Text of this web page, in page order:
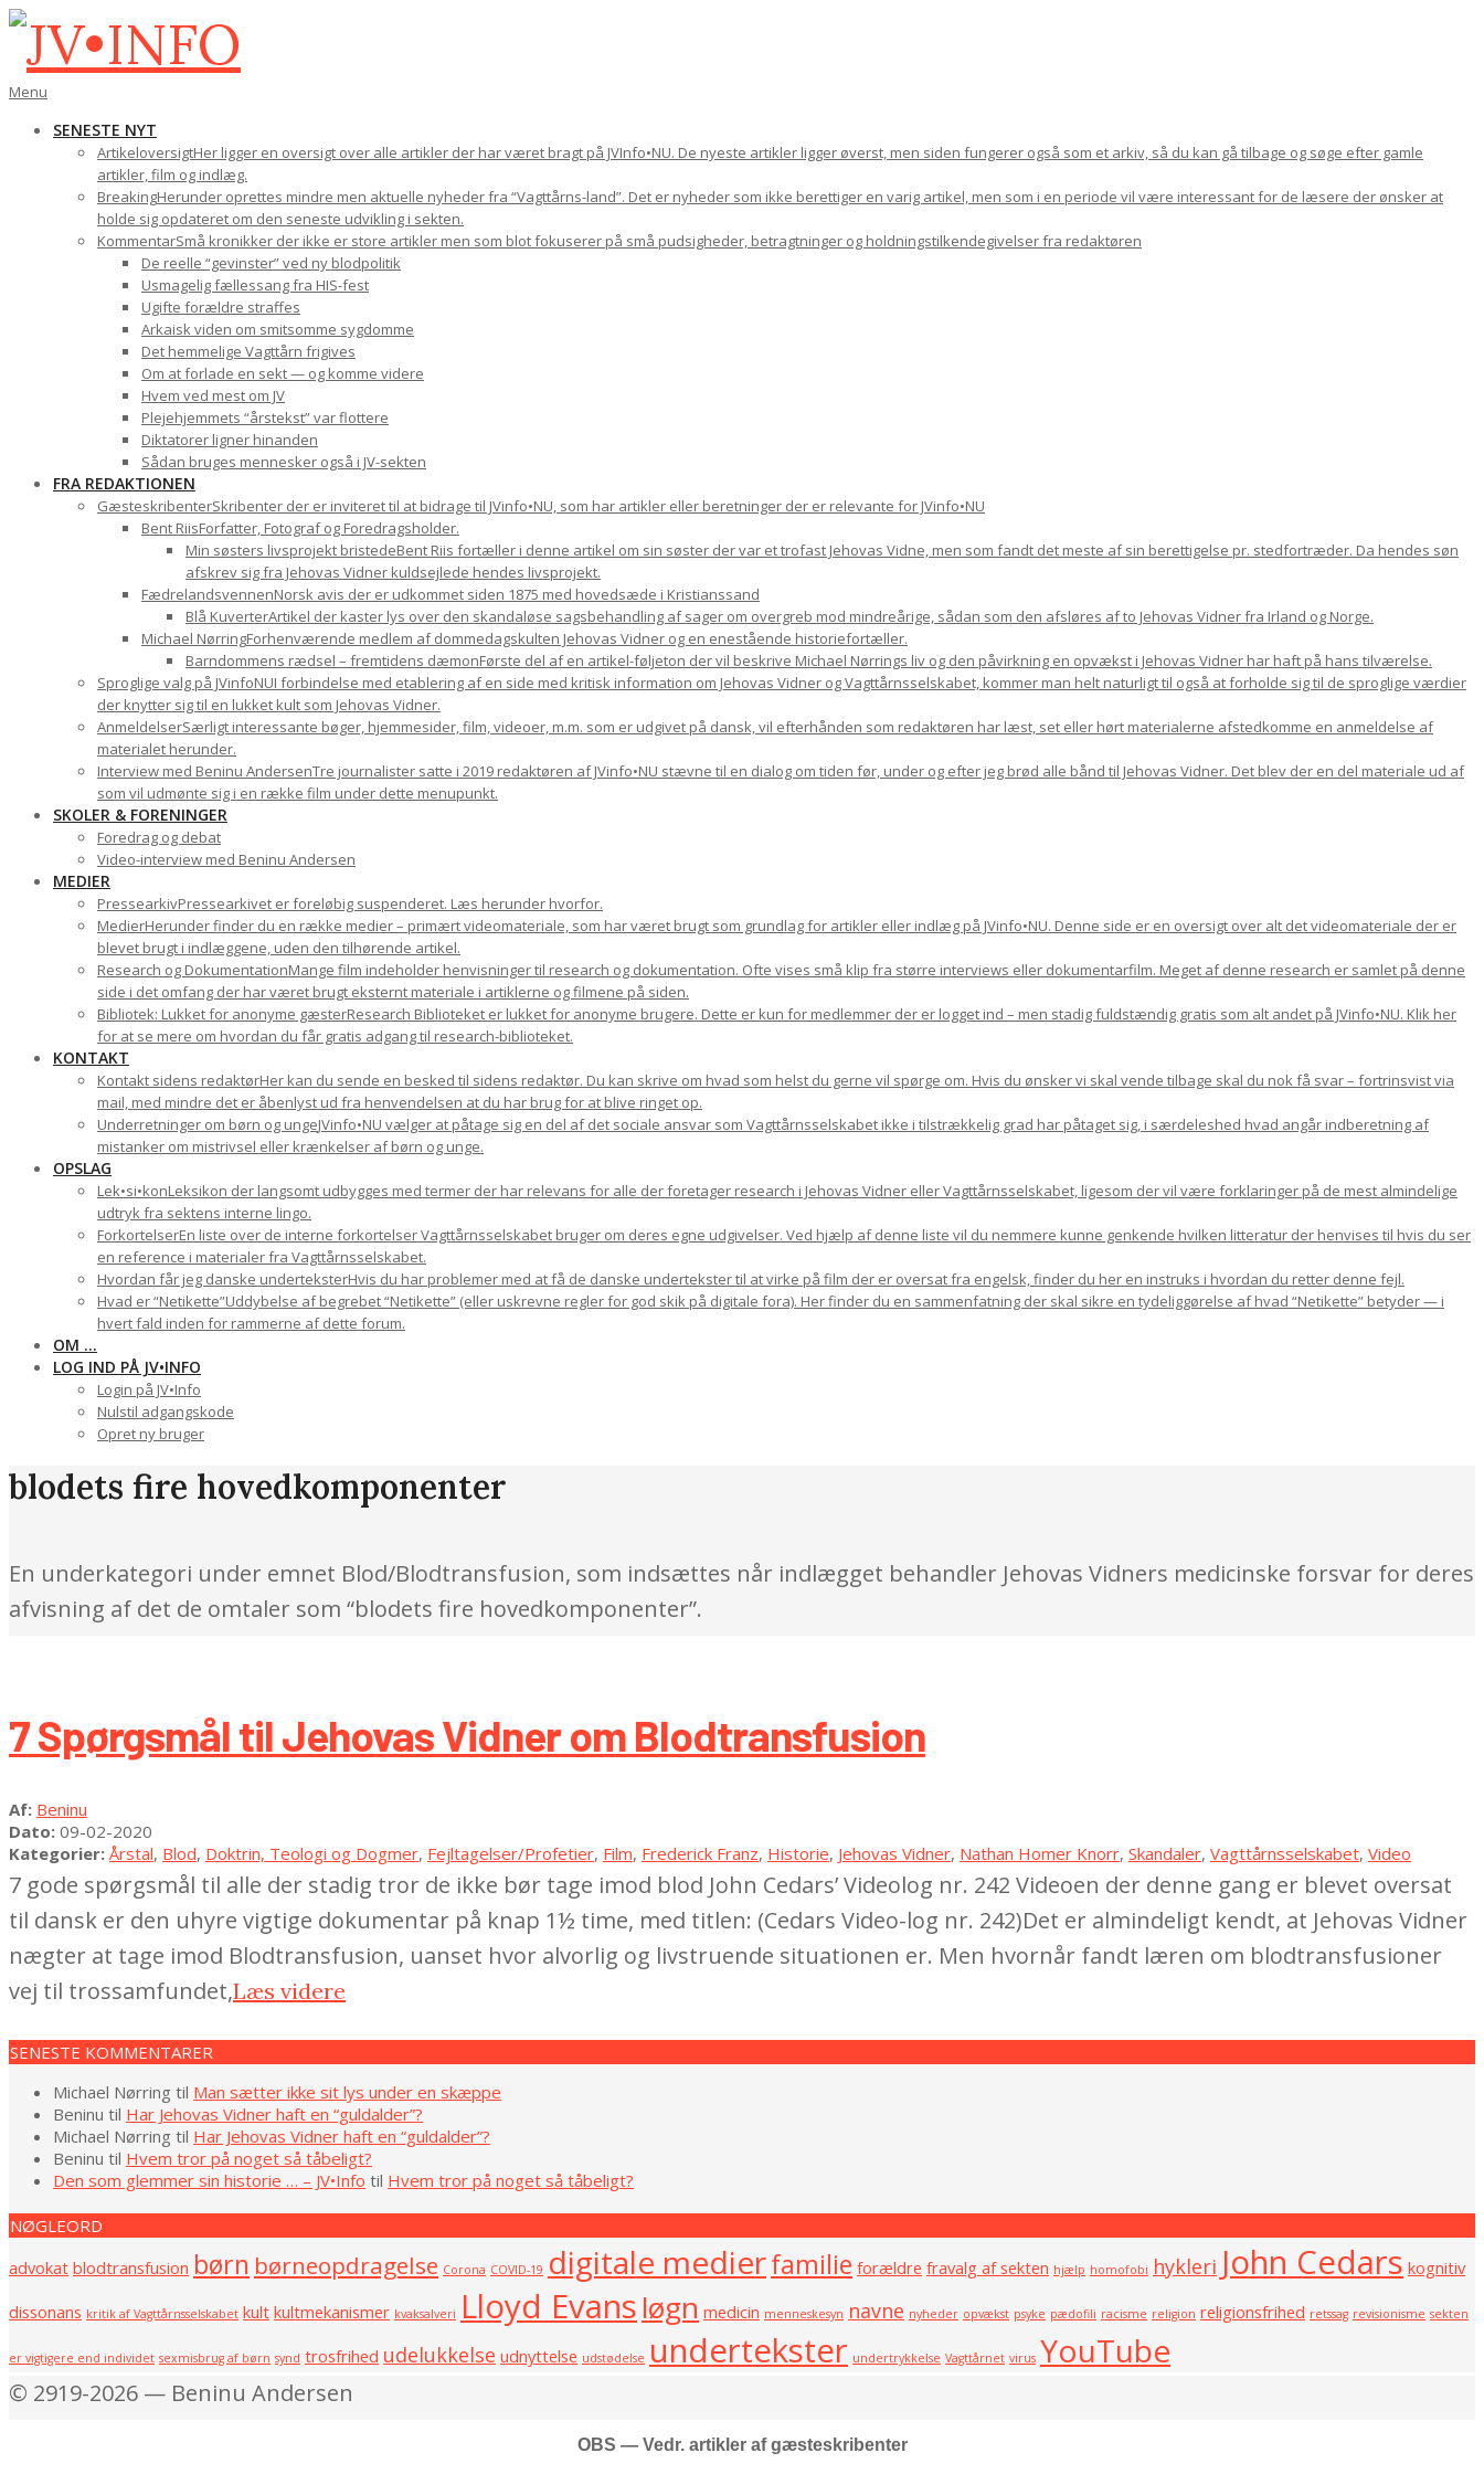
Gå
indhold
JV•INFO
Den
navigations-
Menu
SENESTE NYT
ArtikeloversigtHer ligger en oversigt over alle artikler der har været bragt på JVInfo•NU. De nyeste artikler ligger øverst, men siden fungerer også som et arkiv, så du kan gå tilbage og søge efter gamle
artikler, film og indlæg.
BreakingHerunder oprettes mindre men aktuelle nyheder fra “Vagttårns-land”. Det er nyheder som ikke berettiger en varig artikel, men som i en periode vil være interessant for de læsere der ønsker at
holde sig opdateret om den seneste udvikling i sekten.
KommentarSmå kronikker der ikke er store artikler men som blot fokuserer på små pudsigheder, betragtninger og holdningstilkendegivelser fra redaktøren
De reelle “gevinster” ved ny blodpolitik
Usmagelig fællessang fra HIS-fest
Ugifte forældre straffes
Arkaisk viden om smitsomme sygdomme
Det hemmelige Vagttårn frigives
Om at forlade en sekt — og komme videre
Hvem ved mest om JV
Plejehjemmets “årstekst” var flottere
Diktatorer ligner hinanden
Sådan bruges mennesker også i JV-sekten
FRA REDAKTIONEN
GæsteskribenterSkribenter der er inviteret til at bidrage til JVinfo•NU, som har artikler eller beretninger der er relevante for JVinfo•NU
Bent RiisForfatter, Fotograf og Foredragsholder.
Min søsters livsprojekt bristedeBent Riis fortæller i denne artikel om sin søster der var et trofast Jehovas Vidne, men som fandt det meste af sin berettigelse pr. stedfortræder. Da hendes søn
afskrev sig fra Jehovas Vidner kuldsejlede hendes livsprojekt.
FædrelandsvennenNorsk avis der er udkommet siden 1875 med hovedsæde i Kristianssand
Blå KuverterArtikel der kaster lys over den skandaløse sagsbehandling af sager om overgreb mod mindreårige, sådan som den afsløres af to Jehovas Vidner fra Irland og Norge.
Michael NørringForhenværende medlem af dommedagskulten Jehovas Vidner og en enestående historiefortæller.
Barndommens rædsel – fremtidens dæmonFørste del af en artikel-føljeton der vil beskrive Michael Nørrings liv og den påvirkning en opvækst i Jehovas Vidner har haft på hans tilværelse.
Sproglige valg på JVinfoNUI forbindelse med etablering af en side med kritisk information om Jehovas Vidner og Vagttårnsselskabet, kommer man helt naturligt til også at forholde sig til de sproglige værdier
der knytter sig til en lukket kult som Jehovas Vidner.
AnmeldelserSærligt interessante bøger, hjemmesider, film, videoer, m.m. som er udgivet på dansk, vil efterhånden som redaktøren har læst, set eller hørt materialerne afstedkomme en anmeldelse af
materialet herunder.
Interview med Beninu AndersenTre journalister satte i 2019 redaktøren af JVinfo•NU stævne til en dialog om tiden før, under og efter jeg brød alle bånd til Jehovas Vidner. Det blev der en del materiale ud af
som vil udmønte sig i en række film under dette menupunkt.
SKOLER & FORENINGER
Foredrag og debat
Video-interview med Beninu Andersen
MEDIER
PressearkivPressearkivet er foreløbig suspenderet. Læs herunder hvorfor.
MedierHerunder finder du en række medier – primært videomateriale, som har været brugt som grundlag for artikler eller indlæg på JVinfo•NU. Denne side er en oversigt over alt det videomateriale der er
blevet brugt i indlæggene, uden den tilhørende artikel.
Research og DokumentationMange film indeholder henvisninger til research og dokumentation. Ofte vises små klip fra større interviews eller dokumentarfilm. Meget af denne research er samlet på denne
side i det omfang der har været brugt eksternt materiale i artiklerne og filmene på siden.
Bibliotek: Lukket for anonyme gæsterResearch Biblioteket er lukket for anonyme brugere. Dette er kun for medlemmer der er logget ind – men stadig fuldstændig gratis som alt andet på JVinfo•NU. Klik her
for at se mere om hvordan du får gratis adgang til research-biblioteket.
KONTAKT
Kontakt sidens redaktørHer kan du sende en besked til sidens redaktør. Du kan skrive om hvad som helst du gerne vil spørge om. Hvis du ønsker vi skal vende tilbage skal du nok få svar – fortrinsvist via
mail, med mindre det er åbenlyst ud fra henvendelsen at du har brug for at blive ringet op.
Underretninger om børn og ungeJVinfo•NU vælger at påtage sig en del af det sociale ansvar som Vagttårnsselskabet ikke i tilstrækkelig grad har påtaget sig, i særdeleshed hvad angår indberetning af
mistanker om mistrivsel eller krænkelser af børn og unge.
OPSLAG
Lek•si•konLeksikon der langsomt udbygges med termer der har relevans for alle der foretager research i Jehovas Vidner eller Vagttårnsselskabet, ligesom der vil være forklaringer på de mest almindelige
udtryk fra sektens interne lingo.
ForkortelserEn liste over de interne forkortelser Vagttårnsselskabet bruger om deres egne udgivelser. Ved hjælp af denne liste vil du nemmere kunne genkende hvilken litteratur der henvises til hvis du ser
en reference i materialer fra Vagttårnsselskabet.
Hvordan får jeg danske underteksterHvis du har problemer med at få de danske undertekster til at virke på film der er oversat fra engelsk, finder du her en instruks i hvordan du retter denne fejl.
Hvad er “Netikette”Uddybelse af begrebet “Netikette” (eller uskrevne regler for god skik på digitale fora). Her finder du en sammenfatning der skal sikre en tydeliggørelse af hvad “Netikette” betyder — i
hvert fald inden for rammerne af dette forum.
OM …
LOG IND PÅ JV•INFO
Login på JV•Info
Nulstil adgangskode
Opret ny bruger
blodets fire hovedkomponenter
En underkategori under emnet Blod/Blodtransfusion, som indsættes når indlægget behandler Jehovas Vidners medicinske forsvar for deres
afvisning af det de omtaler som “blodets fire hovedkomponenter”.
7 Spørgsmål til Jehovas Vidner om Blodtransfusion
2020-
02-
09
Af: Beninu
Dato: 09-02-2020
Kategorier: Årstal, Blod, Doktrin, Teologi og Dogmer, Fejltagelser/Profetier, Film, Frederick Franz, Historie, Jehovas Vidner, Nathan Homer Knorr, Skandaler, Vagttårnsselskabet, Video
7 gode spørgsmål til alle der stadig tror de ikke bør tage imod blod John Cedars’ Videolog nr. 242 Videoen der denne gang er blevet oversat
til dansk er den uhyre vigtige dokumentar på knap 1½ time, med titlen: (Cedars Video-log nr. 242)Det er almindeligt kendt, at Jehovas Vidner
nægter at tage imod Blodtransfusion, uanset hvor alvorlig og livstruende situationen er. Men hvornår fandt læren om blodtransfusioner
vej til trossamfundet,Læs videre
SENESTE KOMMENTARER
Michael Nørring til Man sætter ikke sit lys under en skæppe
Beninu til Har Jehovas Vidner haft en “guldalder”?
Michael Nørring til Har Jehovas Vidner haft en “guldalder”?
Beninu til Hvem tror på noget så tåbeligt?
Den som glemmer sin historie … – JV•Info til Hvem tror på noget så tåbeligt?
NØGLEORD
advokat blodtransfusion børn børneopdragelse Corona COVID-19 digitale medierfamilie forældre fravalg af sekten hjælp homofobi hykleri John Cedars kognitiv
dissonans kritik af Vagttårnsselskabet kult kultmekanismer kvaksalveri Lloyd Evansløgn medicin menneskesyn navne nyheder opvækst psyke pædofili racisme religion religionsfrihed retssag revisionisme sekten
er vigtigere end individet sexmisbrug af børn synd trosfrihed udelukkelse udnyttelse udstødelse undertekster undertrykkelse Vagttårnet virus YouTube
© 2919-2026 — Beninu Andersen
OBS — Vedr. artikler af gæsteskribenter